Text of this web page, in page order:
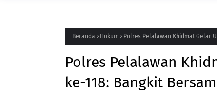
Beranda Hukum Polres Pelalawan Khidmat Gelar
Polres Pelalawan
ke-118: Bangkit